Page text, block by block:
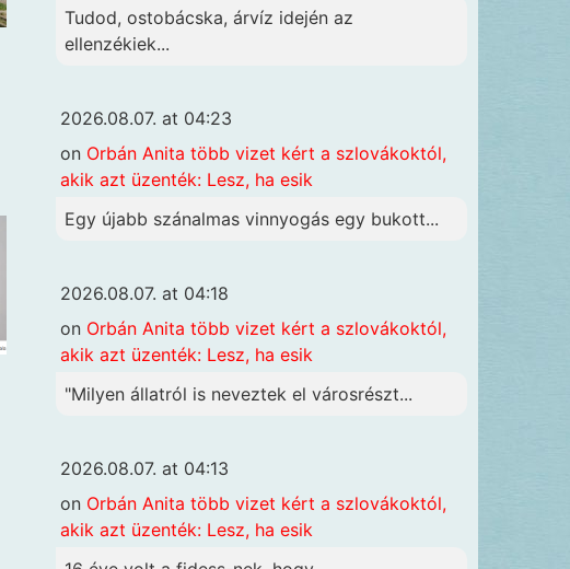
Tudod, ostobácska, árvíz idején az
ellenzékiek...
2026.08.07. at 04:23
on Orbán Anita több vizet kért a szlovákoktól,
akik azt üzenték: Lesz, ha esik
Egy újabb szánalmas vinnyogás egy bukott...
2026.08.07. at 04:18
on Orbán Anita több vizet kért a szlovákoktól,
akik azt üzenték: Lesz, ha esik
"Milyen állatról is neveztek el városrészt...
2026.08.07. at 04:13
on Orbán Anita több vizet kért a szlovákoktól,
akik azt üzenték: Lesz, ha esik